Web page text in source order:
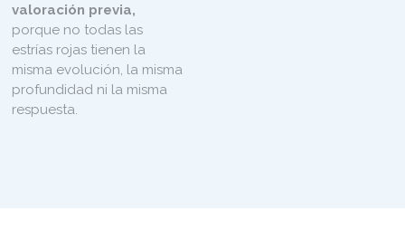
valoración previa,
porque no todas las
estrías rojas tienen la
misma evolución, la misma
profundidad ni la misma
respuesta.